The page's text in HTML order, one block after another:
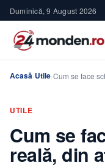
Duminică, 9 August 2026
Acasă›Utile›Cum se face
UTILE
Cum se
reală, din